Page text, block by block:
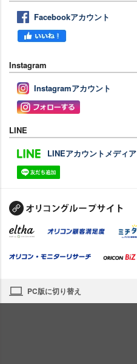
Facebookアカウント
Instagram
Instagramアカウント
LINE
LINEアカウントメディア
PC版に切り替え